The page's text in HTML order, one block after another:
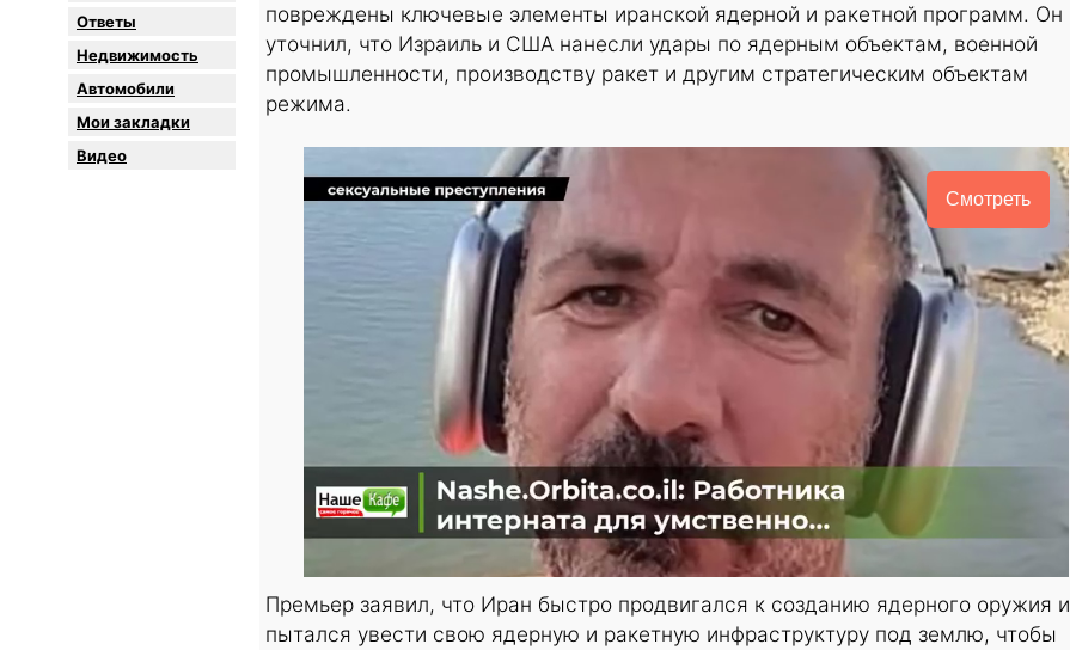
Oтветы
Недвижимость
Автомобили
Мои закладки
Видео
повреждены ключевые элементы иранской ядерной и ракетной программ. Он
уточнил, что Израиль и США нанесли удары по ядерным объектам, военной
промышленности, производству ракет и другим стратегическим объектам
режима.
Смотреть
Премьер заявил, что Иран быстро продвигался к созданию ядерного оружия и
пытался увести свою ядерную и ракетную инфраструктуру под землю, чтобы